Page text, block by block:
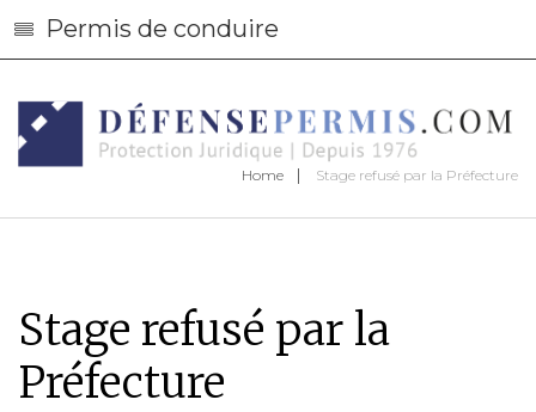
Permis de conduire
Home Stage refusé par la Préfecture
Stage refusé par la
Préfecture